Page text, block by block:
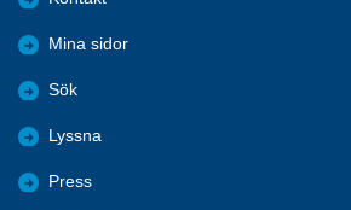
Mina sidor
Sök
Lyssna
Press